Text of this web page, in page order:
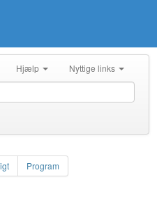
Hjælp Nyttige links
Program